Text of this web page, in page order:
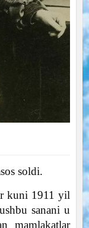
soldi.
kuni 1911 yil
sanani u
mamlakatlar